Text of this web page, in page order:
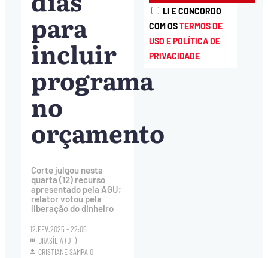
para
incluir
programa
no
orçamento
Corte julgou nesta
quarta (12) recurso
apresentado pela AGU;
relator votou pela
liberação do dinheiro
12.FEV.2025 - 22:05
BRASÍLIA (DF)
CRISTIANE SAMPAIO
LI E CONCORDO
COM OSTERMOS DE
USO E POLÍTICA DE
PRIVACIDADE